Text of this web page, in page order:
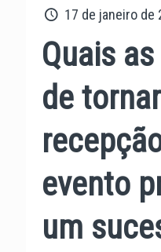
17 de janeiro de
Quais
de
evento
um